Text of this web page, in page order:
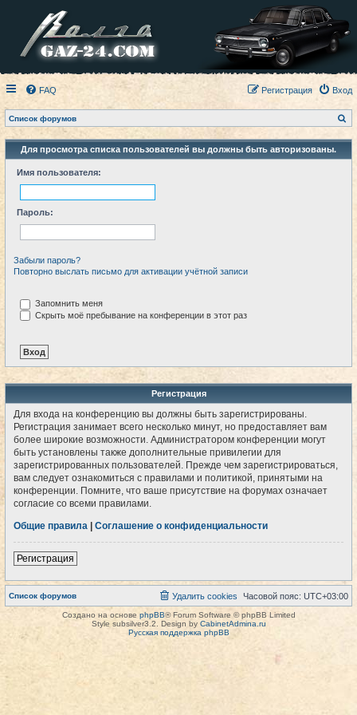
FAQ Вход
Регистрация
Список форумов
о
с
Для просмотра списка пользователей вы должны быть авторизованы.
Имя пользователя:
Пароль:
Забыли пароль?
Повторно выслать письмо для активации учётной записи
Запомнить меня
Скрыть моё пребывание на конференции в этот раз
Регистрация
Для входа на конференцию вы должны быть зарегистрированы.
Регистрация занимает всего несколько минут, но предоставляет вам
более широкие возможности. Администратором конференции могут
быть установлены также дополнительные привилегии для
зарегистрированных пользователей. Прежде чем зарегистрироваться,
вам следует ознакомиться с правилами и политикой, принятыми на
конференции. Помните, что ваше присутствие на форумах означает
согласие со всеми правилами.
Общие правила
Соглашение о конфиденциальности
Регистрация
Список форумов Часовой пояс: UTC+03:00
Удалить cookies
Создано на основе phpBB® Forum Software © phpBB Limited
Style subsilver3.2. Design by CabinetAdmina.ru
Русская поддержка phpBB